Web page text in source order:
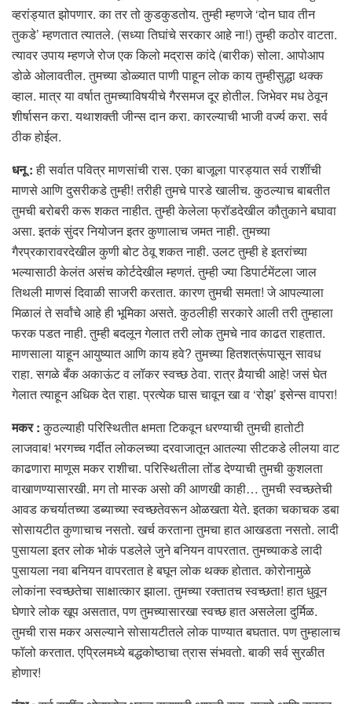
व्हरांड्यात झोपणार. का तर तो कुडकुडतोय. तुम्ही म्हणजे ‘दोन घाव तीन
तुकडे’ म्हणतात त्यातले. (सध्या तिघांचे सरकार आहे ना!) तुम्ही कठोर वाटता.
त्यावर उपाय म्हणजे रोज एक किलो मद्रास कांदे (बारीक) सोला. आपोआप
डोळे ओलावतील. तुमच्या डोळ्यात पाणी पाहून लोक काय तुम्हीसुद्धा थक्क
व्हाल. मात्र या वर्षात तुमच्याविषयीचे गैरसमज दूर होतील. जिभेवर मध ठेवून
शीर्षासन करा. यथाशक्ती जीन्स दान करा. कारल्याची भाजी वर्ज्य करा. सर्व
ठीक होईल.
धनू :ही सर्वात पवित्र माणसांची रास. एका बाजूला पारड्यात सर्व राशींची
माणसे आणि दुसरीकडे तुम्ही! तरीही तुमचे पारडे खालीच. कुठल्याच बाबतीत
तुमची बरोबरी करू शकत नाहीत. तुम्ही केलेला फ्रॉडदेखील कौतुकाने बघावा
असा. इतकं सुंदर नियोजन इतर कुणालाच जमत नाही. तुमच्या
गैरप्रकारावरदेखील कुणी बोट ठेवू शकत नाही. उलट तुम्ही हे इतरांच्या
भल्यासाठी केलंत असंच कोर्टदेखील म्हणतं. तुम्ही ज्या डिपार्टमेंटला जाल
तिथली माणसं दिवाळी साजरी करतात. कारण तुमची समता! जे आपल्याला
मिळालं ते सर्वांचे आहे ही भूमिका असते. कुठलीही सरकारे आली तरी तुम्हाला
फरक पडत नाही. तुम्ही बदलून गेलात तरी लोक तुमचे नाव काढत राहतात.
माणसाला याहून आयुष्यात आणि काय हवे? तुमच्या हितशत्रूंपासून सावध
राहा. सगळे बँक अकाऊंट व लॉकर स्वच्छ ठेवा. रात्र वैर्‍याची आहे! जसं घेत
गेलात त्याहून अधिक देत राहा. प्रत्येक घास चावून खा व ‘रोझ’ इसेन्स वापरा!
मकर :कुठल्याही परिस्थितीत क्षमता टिकवून धरण्याची तुमची हातोटी
लाजवाब! भरगच्च गर्दीत लोकलच्या दरवाजातून आतल्या सीटकडे लीलया वाट
काढणारा माणूस मकर राशीचा. परिस्थितीला तोंड देण्याची तुमची कुशलता
वाखाणण्यासारखी. मग तो मास्क असो की आणखी काही… तुमची स्वच्छतेची
आवड कचर्यातच्या डब्याच्या स्वच्छतेवरून ओळखता येते. इतका चकाचक डबा
सोसायटीत कुणाचाच नसतो. खर्च करताना तुमचा हात आखडता नसतो. लादी
पुसायला इतर लोक भोकं पडलेले जुने बनियन वापरतात. तुमच्याकडे लादी
पुसायला नवा बनियन वापरतात हे बघून लोक थक्क होतात. कोरोनामुळे
लोकांना स्वच्छतेचा साक्षात्कार झाला. तुमच्या रक्तातच स्वच्छता! हात धुवून
घेणारे लोक खूप असतात, पण तुमच्यासारखा स्वच्छ हात असलेला दुर्मिळ.
तुमची रास मकर असल्याने सोसायटीतले लोक पाण्यात बघतात. पण तुम्हालाच
फॉलो करतात. एप्रिलमध्ये बद्धकोष्ठाचा त्रास संभवतो. बाकी सर्व सुरळीत
होणार!